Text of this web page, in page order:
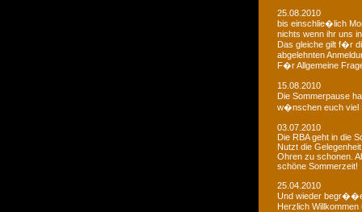
25.08.2010
bis einschlie�lich
nichts wenn ihr uns
Das gleiche gilt f�r
abgelehnten
F�r Allgemeine
15.08.2010
Die Sommerpause
w�nschen euch viel
03.07.2010
Die RBA geht in die
Nutzt die
Ohren zu schonen.
schöne Sommerzeit!
25.04.2010
Und wieder
Herzlich Willkommen